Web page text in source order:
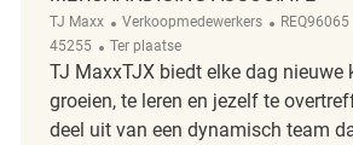
TJ Maxx Categorie
Verkoopmedewerkers ReqId
REQ96065
45255
Afgelegen
Ter plaatse
TJ MaxxTJX biedt elke dag nieuwe
groeien, te leren en jezelf te
deel uit van een dynamisch team